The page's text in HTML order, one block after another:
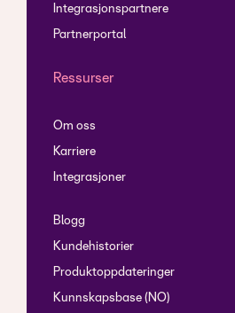
Integrasjonspartnere
Partnerportal
Ressurser
Om oss
Karriere
Integrasjoner
Blogg
Kundehistorier
Produktoppdateringer
Kunnskapsbase (NO)